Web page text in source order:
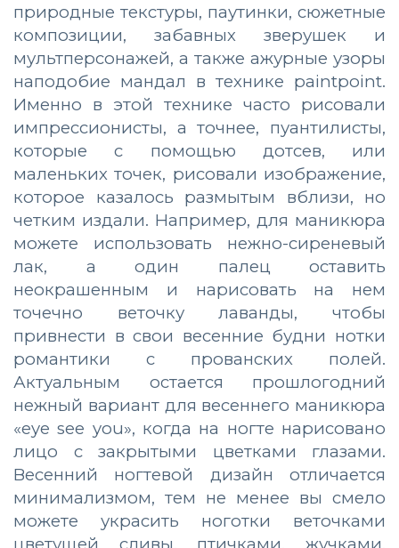
природные текстуры, паутинки, сюжетные
композиции, забавных зверушек и
мультперсонажей, а также ажурные узоры
наподобие мандал в технике paintpoint.
Именно в этой технике часто рисовали
импрессионисты, а точнее, пуантилисты,
которые с помощью дотсев, или
маленьких точек, рисовали изображение,
которое казалось размытым вблизи, но
четким издали. Например, для маникюра
можете использовать нежно-сиреневый
лак, а один палец оставить
неокрашенным и нарисовать на нем
точечно веточку лаванды, чтобы
привнести в свои весенние будни нотки
романтики с прованских полей.
Актуальным остается прошлогодний
нежный вариант для весеннего маникюра
«eye see you», когда на ногте нарисовано
лицо с закрытыми цветками глазами.
Весенний ногтевой дизайн отличается
минимализмом, тем не менее вы смело
можете украсить ноготки веточками